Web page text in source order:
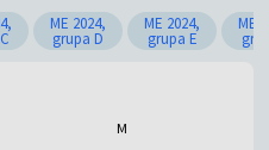
ME 2024,
grupa D
ME 2024,
grupa E
ME
M